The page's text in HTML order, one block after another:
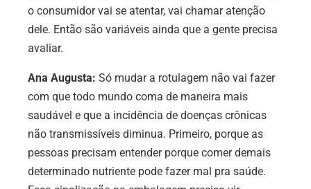
o consumidor vai se atentar, vai chamar atenção
dele. Então são variáveis ainda que a gente precisa
avaliar.
Ana Augusta: Só mudar a rotulagem não vai fazer
com que todo mundo coma de maneira mais
saudável e que a incidência de doenças crônicas
não transmissíveis diminua. Primeiro, porque as
pessoas precisam entender porque comer demais
determinado nutriente pode fazer mal pra saúde.